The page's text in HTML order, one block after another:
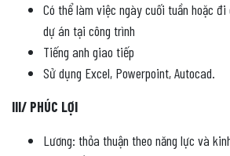
Có thể làm việc ngày cuối tuần hoặc
dự án tại công trình
Tiếng anh giao tiếp
Sử dụng Excel, Powerpoint, Autocad.
III/ PHÚC LỢI
Lương: thỏa thuận theo năng lực và